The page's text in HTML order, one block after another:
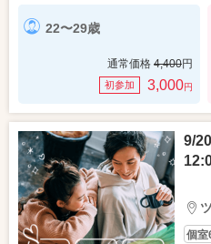
22〜29歳
通常価格 4,400円
初参加 3,000円
9/
個室